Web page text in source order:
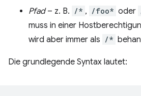
Pfad– z. B. /* , /foo* oder
muss in einer
wird aber immer als /*
Die grundlegende Syntax lautet: